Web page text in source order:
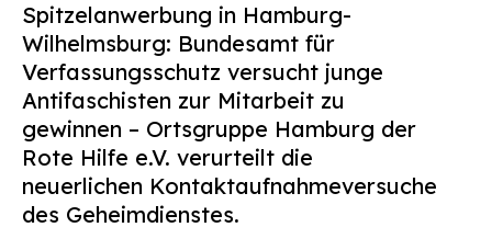
Über Uns
Infos & Broschüren
Archiv
Kontakt
Suchen
nach:
Spitzelanwerbung in Hamburg-
Wilhelmsburg: Bundesamt für
Verfassungsschutz versucht junge
Antifaschisten zur Mitarbeit zu
gewinnen – Ortsgruppe Hamburg der
Rote Hilfe e.V. verurteilt die
neuerlichen Kontaktaufnahmeversuche
des Geheimdienstes.